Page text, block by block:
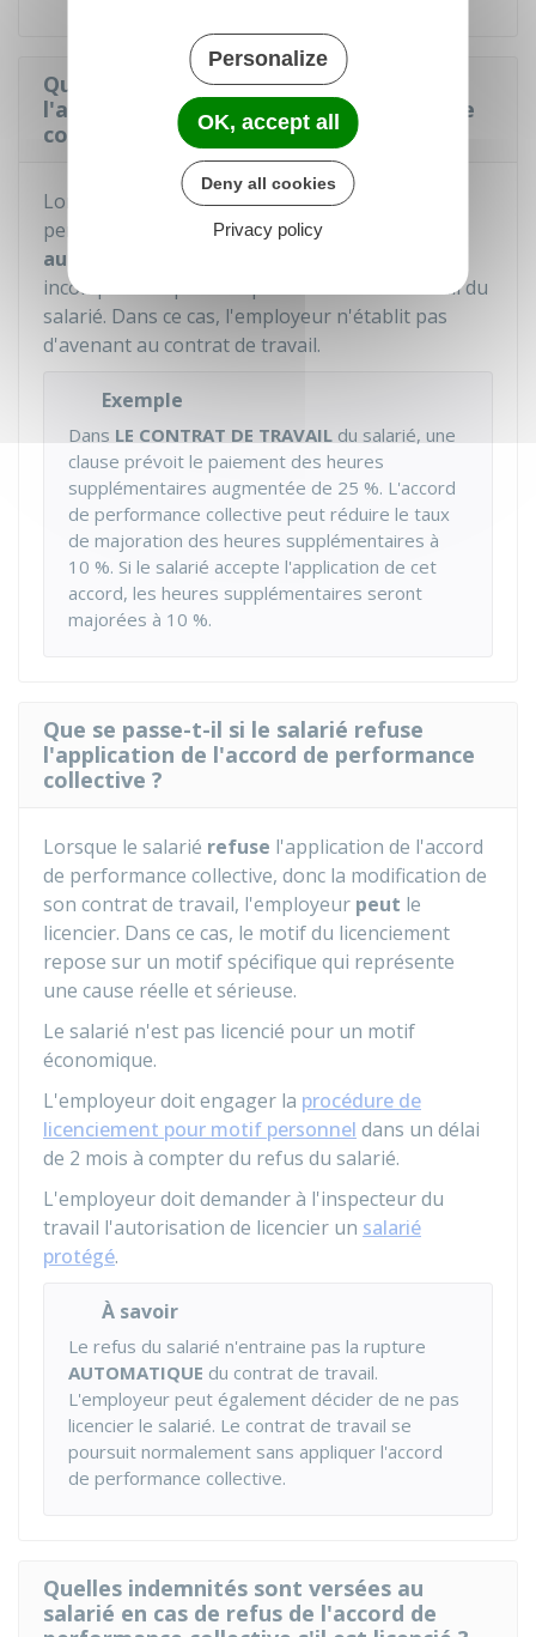
Que se passe-t-il si le salarié accepte
l'application de l'accord de performance
collective ?
Lorsque le salariéaccepte, l'accord de
performance collective remplace
automatiquement
incompatibles prévues par le contrat de travail du
salarié. Dans ce cas, l'employeur n'établit pas
d'avenant au contrat de travail.
Exemple
Dans LE CONTRAT DE TRAVAIL du salarié, une
clause prévoit le paiement des heures
supplémentaires augmentée de 25 %. L'accord
de performance collective peut réduire le taux
de majoration des heures supplémentaires à
10 %. Si le salarié accepte l'application de cet
accord, les heures supplémentaires seront
majorées à 10 %.
Que se passe-t-il si le salarié refuse
l'application de l'accord de performance
collective ?
Lorsque le salarié refuse l'application de l'accord
de performance collective, donc la modification de
son contrat de travail, l'employeur peut le
licencier. Dans ce cas, le motif du licenciement
repose sur un motif spécifique qui représente
une cause réelle et sérieuse.
Le salarié n'est pas licencié pour un motif
économique.
L'employeur doit engager la procédure de
licenciement pour motif personnel dans un délai
de 2 mois à compter du refus du salarié.
L'employeur doit demander à l'inspecteur du
travail l'autorisation de licencier un salarié
protégé.
À savoir
Le refus du salarié n'entraine pas la rupture
AUTOMATIQUE du contrat de travail.
L'employeur peut également décider de ne pas
licencier le salarié. Le contrat de travail se
poursuit normalement sans appliquer l'accord
de performance collective.
Quelles indemnités sont versées au
salarié en cas de refus de l'accord de
Personalize
OK, accept all
Deny all cookies
Privacy policy